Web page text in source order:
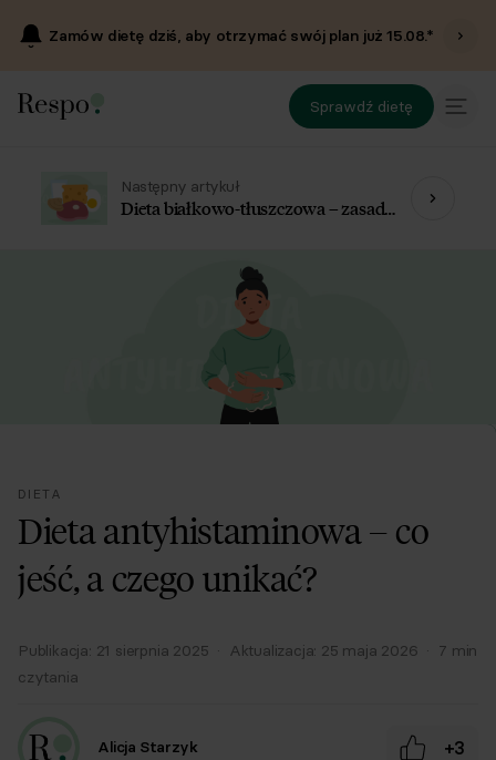
Zamów dietę dziś, aby otrzymać swój plan już15.08.*
Sprawdź dietę
Następny artykuł
Dieta białkowo-tłuszczowa – zasady
DIETA
Dieta antyhistaminowa – co
jeść, a czego unikać?
Publikacja: 21 sierpnia 2025 · Aktualizacja: 25 maja 2026 · 7 min
czytania
Alicja Starzyk +3